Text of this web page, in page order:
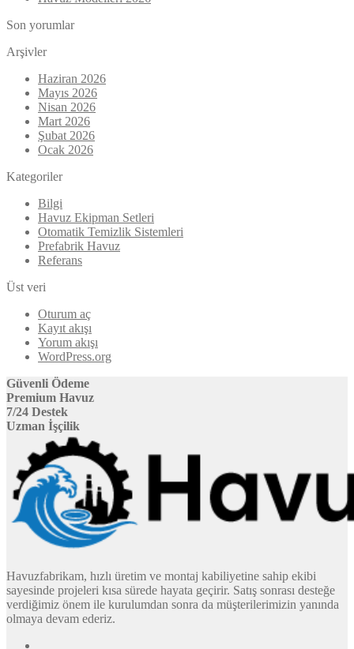
Son yorumlar
Arşivler
Haziran 2026
Mayıs 2026
Nisan 2026
Mart 2026
Şubat 2026
Ocak 2026
Kategoriler
Bilgi
Havuz Ekipman Setleri
Otomatik Temizlik Sistemleri
Prefabrik Havuz
Referans
Üst veri
Oturum aç
Kayıt akışı
Yorum akışı
WordPress.org
Güvenli Ödeme
Premium Havuz
7/24 Destek
Uzman İşçilik
Havuzfabrikam, hızlı üretim ve montaj kabiliyetine sahip ekibi
sayesinde projeleri kısa sürede hayata geçirir. Satış sonrası desteğe
verdiğimiz önem ile kurulumdan sonra da müşterilerimizin yanında
olmaya devam ederiz.